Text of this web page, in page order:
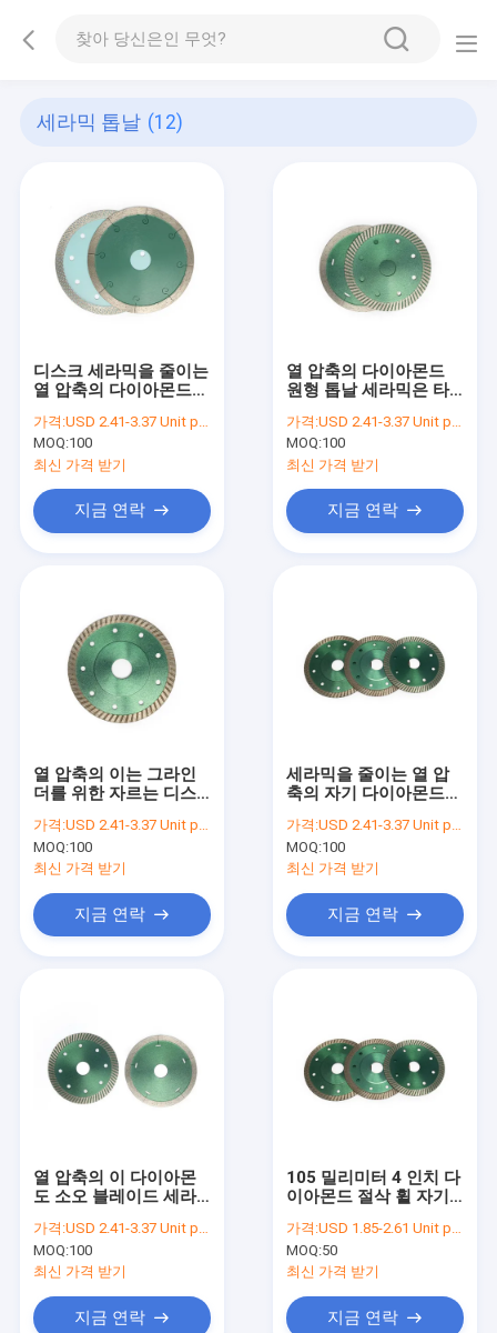
세라믹 톱날 (12)
디스크 세라믹을 줄이는
열 압축의 다이아몬드
니다
가격:USD 2.41-3.37 Unit price
MOQ:100
최신 가격 받기
지금 연락
열 압축의 다이아몬드
원형 톱날 세라믹은 타
이드를 봤습니다
가격:USD 2.41-3.37 Unit price
MOQ:100
최신 가격 받기
지금 연락
열 압축의 이는 그라인
더를 위한 자르는 디스
드를 타일로 덮습니다
가격:USD 2.41-3.37 Unit price
MOQ:100
최신 가격 받기
지금 연락
세라믹을 줄이는 열 압
축의 자기 다이아몬드
봤습니다
가격:USD 2.41-3.37 Unit price
MOQ:100
최신 가격 받기
지금 연락
열 압축의 이 다이아몬
도 소오 블레이드 세라
한 블레이드를 봤습니다
가격:USD 2.41-3.37 Unit price
MOQ:100
최신 가격 받기
지금 연락
105 밀리미터 4 인치 다
이아몬드 절삭 휠 자기
가격:USD 1.85-2.61 Unit price
MOQ:50
최신 가격 받기
지금 연락